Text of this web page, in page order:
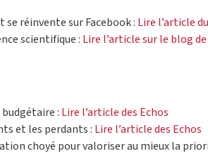
réinvente sur Facebook : Lire l’article
scientifique : Lire l’article sur le blog
: Lire l’article des Echos
et les perdants : Lire l’article des Echos
choyé pour valoriser au mieux la